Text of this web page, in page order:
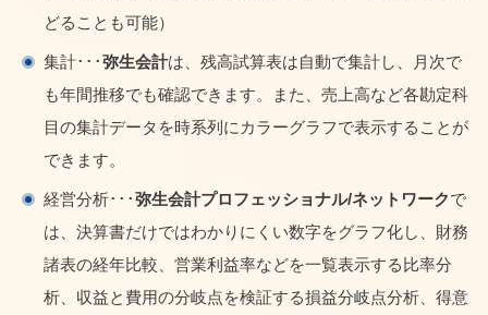
どることも可能）
集計･･･弥生会計は、残高試算表は自動で集計し、月次で
も年間推移でも確認できます。また、売上高など各勘定科
目の集計データを時系列にカラーグラフで表示することが
できます。
経営分析･･･弥生会計プロフェッショナル/ネットワークで
は、決算書だけではわかりにくい数字をグラフ化し、財務
諸表の経年比較、営業利益率などを一覧表示する比率分
析、収益と費用の分岐点を検証する損益分岐点分析、得意